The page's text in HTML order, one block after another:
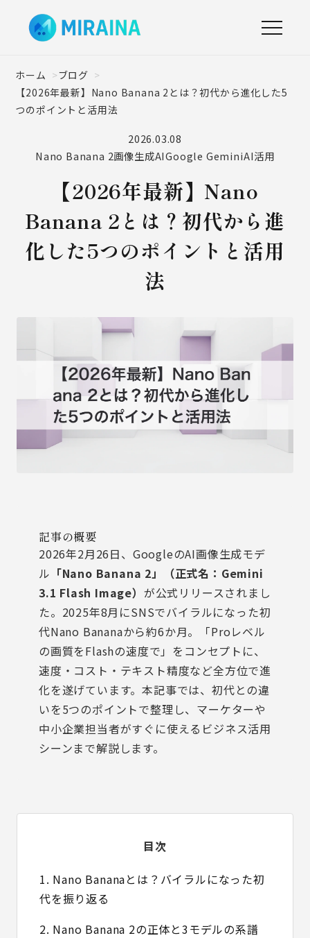
ホーム
ブログ
【2026年最新】Nano Banana 2とは？初代から進化した5
つのポイントと活用法
2026.03.08
Nano Banana 2画像生成AIGoogle GeminiAI活用
【2026年最新】Nano
Banana 2とは？初代から進
化した5つのポイントと活用
法
記事の概要
2026年2月26日、GoogleのAI画像生成モデ
ル 「Nano Banana 2」（正式名：Gemini
3.1 Flash Image） が公式リリースされまし
た。2025年8月にSNSでバイラルになった初
代Nano Bananaから約6か月。「Proレベル
の画質をFlashの速度で」をコンセプトに、
速度・コスト・テキスト精度など全方位で進
化を遂げています。本記事では、初代との違
いを5つのポイントで整理し、マーケターや
中小企業担当者がすぐに使えるビジネス活用
シーンまで解説します。
目次
1. Nano Bananaとは？バイラルになった初
代を振り返る
2. Nano Banana 2の正体と3モデルの系譜